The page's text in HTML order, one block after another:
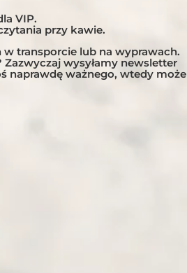
dzielić się z nami na
się w minionym roku
VIP.
przy kawie.
transporcie lub na wyprawach.
wysyłamy newsletter
naprawdę ważnego, wtedy może